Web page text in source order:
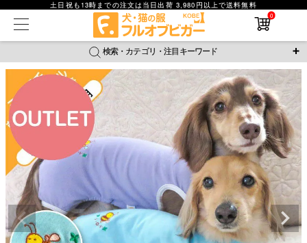
土日祝も13時までの注文は当日出荷 3,980円以上で送料無料
0
検索・カテゴリ・注目キーワード
＼注目ワード／
ジャージ 防蚊 腹巻 撥水レイン ラッシュガード
接触冷感 おそろコーデ 背中開きアイテム
新作アイテム
返品・交換について ご利用ガイド
詳細検索
在庫なし商品
在庫なし商品を表示しない
商品番号
並び順
新着順
価格が安い順
レビュー数順
検索